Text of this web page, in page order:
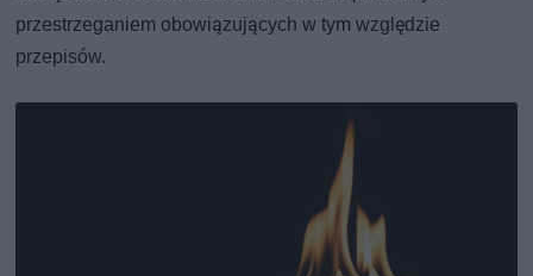
przestrzeganiem obowiązujących w tym względzie
przepisów.